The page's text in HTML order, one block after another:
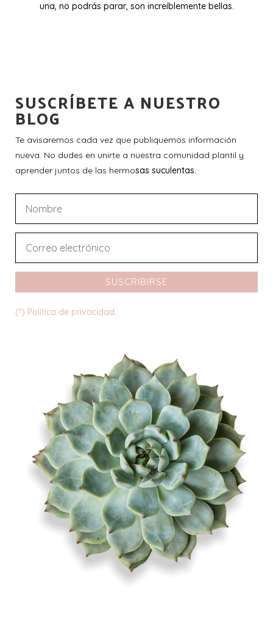
una, no podrás parar, son increíblemente bellas.
SUSCRÍBETE A NUESTRO
BLOG
Te avisaremos cada vez que publiquemos información
nueva. No dudes en unirte a nuestra comunidad plantil y
aprender juntos de las hermosas suculentas.
SUSCRIBIRSE
(*) Política de privacidad.